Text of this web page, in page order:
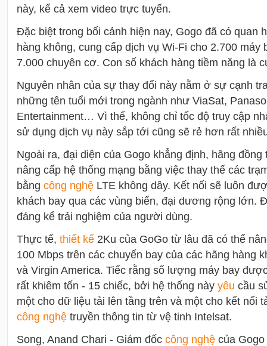
này, kể cả xem video trực tuyến.
Đặc biệt trong bối cảnh hiện nay, Gogo đã có quan
hàng không, cung cấp dịch vụ Wi-Fi cho 2.700 máy
7.000 chuyên cơ. Con số khách hàng tiềm năng là
Nguyên nhân của sự thay đổi này nằm ở sự cạnh
những tên tuổi mới trong ngành như ViaSat,
Entertainment… Vì thế, không chỉ tốc độ truy cập
sử dụng dịch vụ này sắp tới cũng sẽ rẻ hơn rất
Ngoài ra, đại diện của Gogo khẳng định, hãng
nâng cấp hệ thống mạng bằng việc thay thế các
bằng công nghệ LTE không dây. Kết nối sẽ luôn
khách bay qua các vùng biển, đại dương rộng lớn.
đáng kể trải nghiệm của người dùng.
Thực tế, thiết kế 2Ku của GoGo từ lâu đã có thể
100 Mbps trên các chuyến bay của các hãng hàng
và Virgin America. Tiếc rằng số lượng máy bay
rất khiêm tốn - 15 chiếc, bởi hệ thống này yêu cầu
một cho dữ liệu tải lên tầng trên và một cho kết nối
công nghệ truyền thông tin từ vệ tinh Intelsat.
Song, Anand Chari - Giám đốc công nghệ của